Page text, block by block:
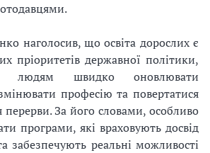
наголосив, що освіта дорослих є
пріоритетів державної політики,
людям швидко оновлювати
професію та повертатися
перерви. За його словами, особливо
програми, які враховують досвід
забезпечують реальні можливості